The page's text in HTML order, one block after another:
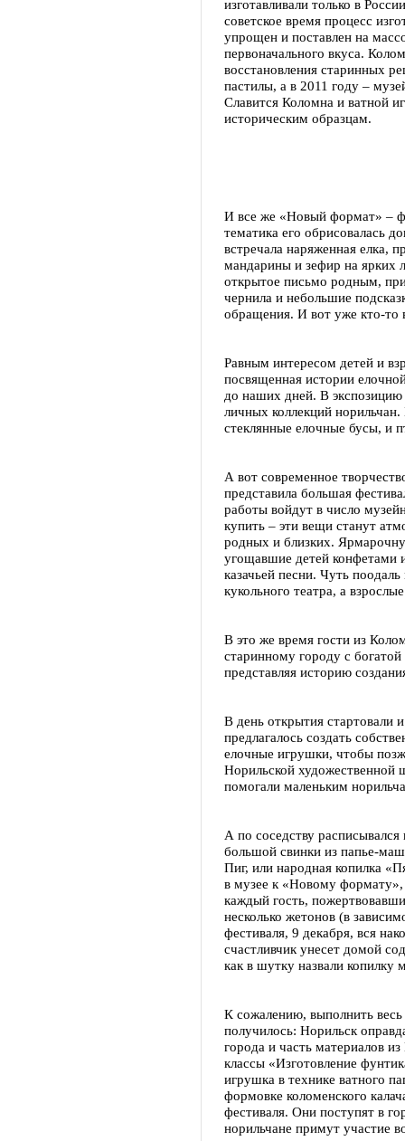
изготавливали только в
советское время процесс
упрощен и поставлен на
первоначального вкуса.
восстановления старинных
пастилы, а в 2011 году –
Славится Коломна и ватной
историческим образцам.
И все же «Новый формат» –
тематика его обрисовалась
встречала наряженная елка,
мандарины и зефир на ярких
открытое письмо родным,
чернила и небольшие
обращения. И вот уже кто-то
Равным интересом детей и
посвященная истории
до наших дней. В
личных коллекций
стеклянные елочные бусы, и
А вот современное
представила большая
работы войдут в число
купить – эти вещи станут
родных и близких.
угощавшие детей конфетами
казачьей песни. Чуть
кукольного театра, а
В это же время гости из
старинному городу с
представляя историю
В день открытия стартовали
предлагалось создать
елочные игрушки, чтобы
Норильской художественной
помогали маленьким
А по соседству
большой свинки из папье-
Пиг, или народная копилка
в музее к «Новому
каждый гость,
несколько жетонов (в
фестиваля, 9 декабря, вся
счастливчик унесет домой
как в шутку назвали копилку
К сожалению, выполнить весь
получилось: Норильск
города и часть материалов
классы «Изготовление
игрушка в технике ватного
формовке коломенского
фестиваля. Они поступят в
норильчане примут участие